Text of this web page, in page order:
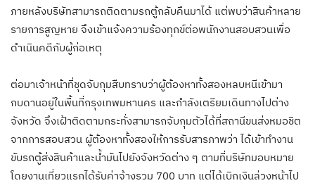
ภายหลังบริษัทสามารถติดตามรถตู้กลับคืนมาได้ แต่พบว่าสินค้าหลาย
รายการสูญหาย จึงเข้าแจ้งความร้องทุกข์ต่อพนักงานสอบสวนเพื่อ
ดำเนินคดีกับผู้ก่อเหตุ
ต่อมาเจ้าหน้าที่ชุดจับกุมสืบทราบว่าผู้ต้องหาทั้งสองหลบหนีเข้ามา
กบดานอยู่ในพื้นที่กรุงเทพมหานคร และกำลังเตรียมเดินทางไปต่าง
จังหวัด จึงเฝ้าติดตามกระทั่งสามารถจับกุมตัวได้ที่สถานีขนส่งหมอชิต
จากการสอบสวน ผู้ต้องหาทั้งสองให้การรับสารภาพว่า ได้เข้าทำงาน
ขับรถตู้ส่งสินค้าและน้ำมันไปยังจังหวัดต่าง ๆ ตามที่บริษัทมอบหมาย
โดยงานเที่ยวแรกได้รับค่าจ้างรวม 700 บาท แต่ได้เบิกเงินล่วงหน้าไป